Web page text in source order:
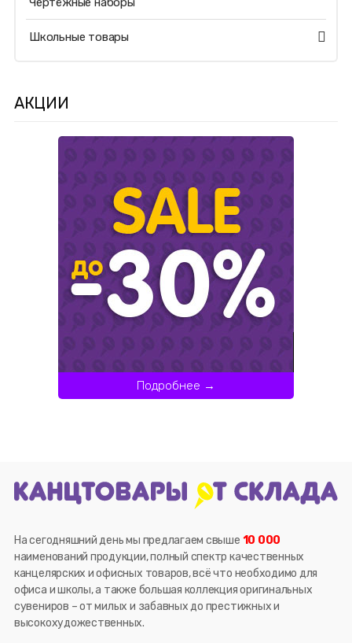
Школьные товары
АКЦИИ
Подробнее →
На сегодняшний день мы предлагаем свыше 10 000
наименований продукции, полный спектр качественных
канцелярских и офисных товаров, всё что необходимо для
офиса и школы, а также большая коллекция оригинальных
сувениров – от милых и забавных до престижных и
высокохудожественных.